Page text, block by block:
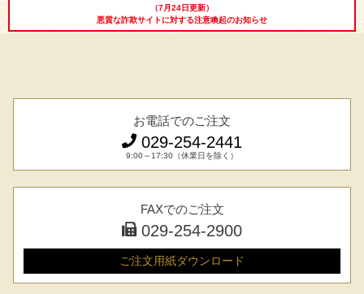
（7月24日更新）
悪質な詐欺サイトに対する注意喚起のお知らせ
お電話でのご注文
029-254-2441
9:00～17:30（休業日を除く）
FAXでのご注文
029-254-2900
ご注文用紙ダウンロード